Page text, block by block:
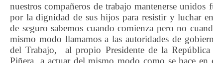
nuestros compañeros de trabajo mantenerse unidos
por la dignidad de sus hijos para resistir y luchar en
de seguro sabemos cuando comienza pero no
mismo modo llamamos a las autoridades de
del Trabajo, al propio Presidente de la República
Piñera a actuar del mismo modo como se hace en el